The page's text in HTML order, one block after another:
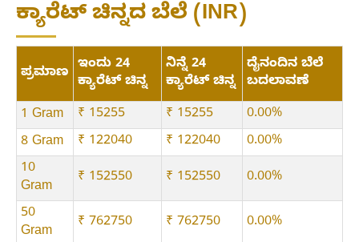
ಕ್ಯಾರೆಟ್ ಚಿನ್ನದ ಬೆಲೆ (INR)
ಪ್ರಮಾಣ ಇಂದು 24
ಕ್ಯಾರೆಟ್ ಚಿನ್ನ
ನಿನ್ನೆ 24
ಕ್ಯಾರೆಟ್ ಚಿನ್ನ
ದೈನಂದಿನ ಬೆಲೆ
ಬದಲಾವಣೆ
1 Gram
₹ 15255 ₹ 15255
0.00%
8 Gram
₹ 122040 ₹ 122040
0.00%
10
Gram
₹ 152550 ₹ 152550 0.00%
50
Gram
₹ 762750 ₹ 762750 0.00%